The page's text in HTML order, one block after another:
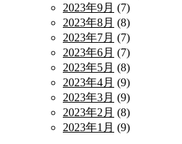
2023年9月 (7)
2023年8月 (8)
2023年7月 (7)
2023年6月 (7)
2023年5月 (8)
2023年4月 (9)
2023年3月 (9)
2023年2月 (8)
2023年1月 (9)